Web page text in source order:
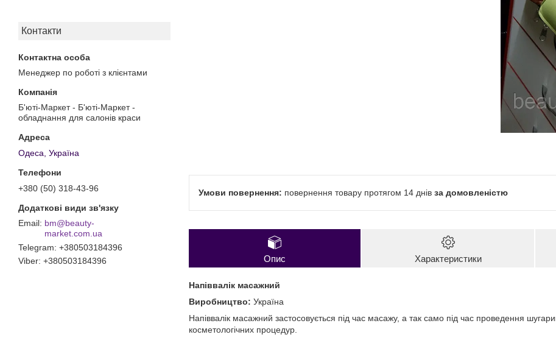
Контакти
Менеджер по роботі з клієнтами
Б'юті-Маркет - Б'юті-Маркет -
обладнання для салонів краси
Одеса, Україна
+380 (50) 318-43-96
bm@beauty-
market.com.ua
Telegram +380503184396
Viber +380503184396
повернення товару протягом 14 днів за домовленістю
Опис Характеристики
Напіввалік масажний
Виробництво: Україна
Напіввалік масажний застосовується під час масажу, а так само під час проведення
косметологічних процедур.